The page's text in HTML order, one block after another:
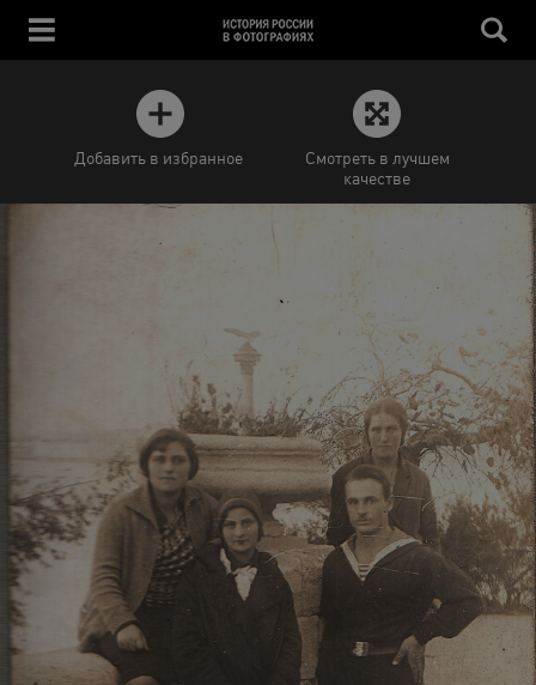
Добавить в избранное
Смотреть в лучшем
качестве